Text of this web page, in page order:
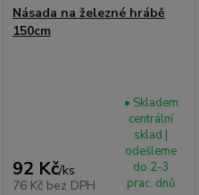
Násada na železné hrábě
150cm
92 Kč/ks
76 Kč bez DPH
• Skladem
centrální
sklad |
odešleme
do 2-3
prac. dnů